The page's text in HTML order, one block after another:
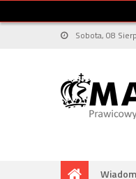
Sobota, 08